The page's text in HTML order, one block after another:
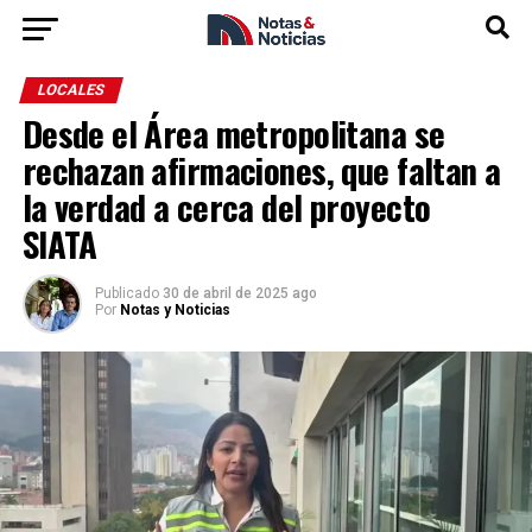
LOCALES
Desde el Área metropolitana se
rechazan afirmaciones, que faltan a
la verdad a cerca del proyecto
SIATA
Publicado 30 de abril de 2025 ago
Por Notas y Noticias